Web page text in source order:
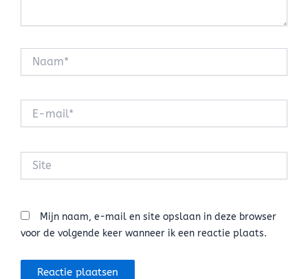
mail*
Mijn naam, e-mail en site opslaan in deze browser
voor de volgende keer wanneer ik een reactie plaats.